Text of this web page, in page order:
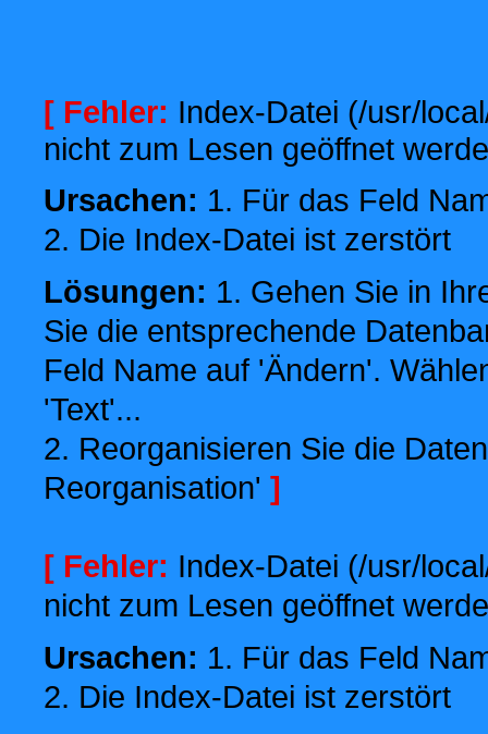
[ Fehler: Index-Datei (/usr/
nicht zum Lesen geöffnet
Ursachen: 1. Für das Feld
2. Die Index-Datei ist zerstört
Lösungen: 1. Gehen Sie in
Sie die entsprechende
Feld Name auf 'Ändern'.
'Text'...
2. Reorganisieren Sie die
Reorganisation' ]
[ Fehler: Index-Datei (/usr/
nicht zum Lesen geöffnet
Ursachen: 1. Für das Feld
2. Die Index-Datei ist zerstört